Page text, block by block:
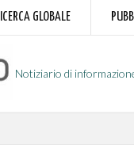
GLOBALE
Notiziario di